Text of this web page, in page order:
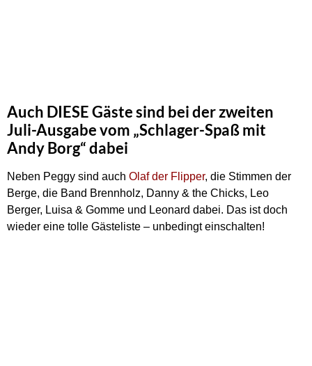
Auch DIESE Gäste sind bei der zweiten
Juli-Ausgabe vom „Schlager-Spaß mit
Andy Borg“ dabei
Neben Peggy sind auch Olaf der Flipper, die Stimmen der
Berge, die Band Brennholz, Danny & the Chicks, Leo
Berger, Luisa & Gomme und Leonard dabei. Das ist doch
wieder eine tolle Gästeliste – unbedingt einschalten!